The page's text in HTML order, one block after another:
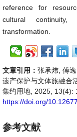
reference for
cultural continuity,
transformation.
文章引用： 张承炜, 傅
遗产保护与文体旅融
集约用地, 2025, 13(4):
https://doi.org/
参考文献